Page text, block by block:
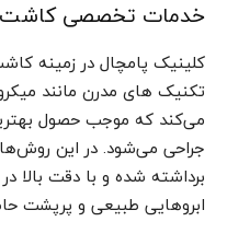
خدمات تخصصی کاشت
کلینیک پامچال در زمینه
تکنیک‌ های مدرن مانند
می‌کند که موجب حصول
جراحی می‌شود. در این
برداشته شده و با دقت بالا
ابروهایی طبیعی و پرپشت